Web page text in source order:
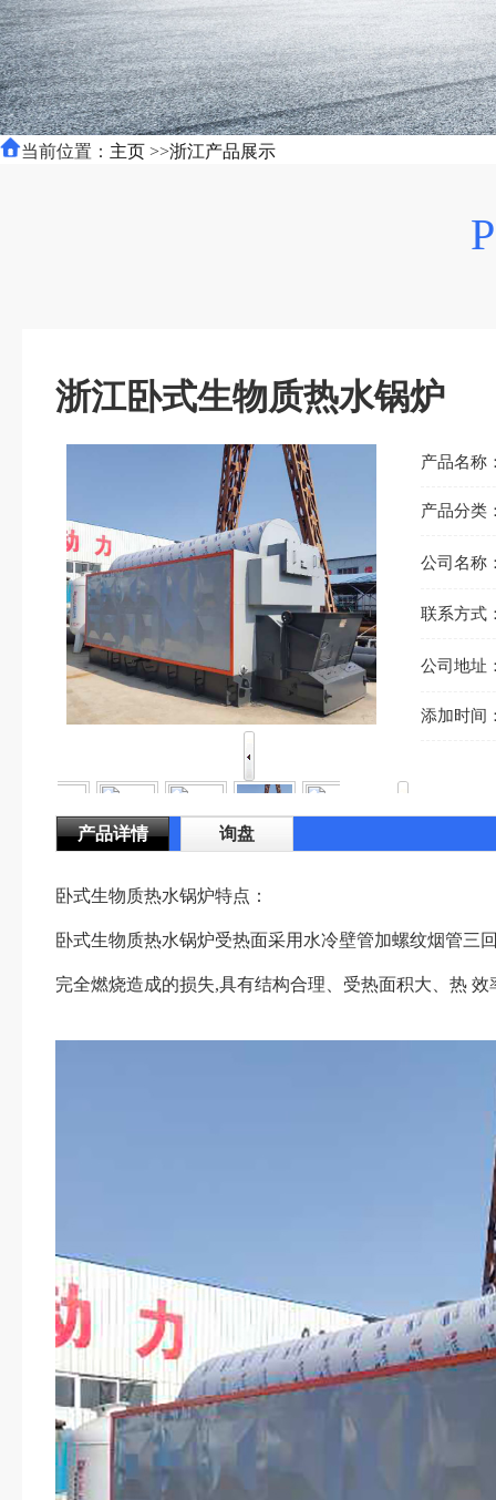
当前位置： 主页 >>浙江产品展示
浙江卧式生物质热水锅炉
产品名称
产品分类
公司名称
联系方式
公司地址
添加时间
产品详情 询盘
卧式生物质热水锅炉特点：
卧式生物质热水锅炉受热面采用水冷壁管加螺纹烟管三
完全燃烧造成的损失,具有结构合理、受热面积大、热 效